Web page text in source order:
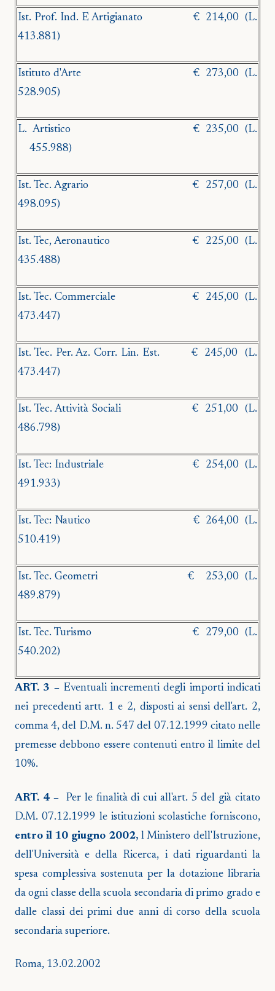
Ist. Prof. Ind. E Artigianato € 214,00 (L.
413.881)
Istituto d'Arte € 273,00 (L.
528.905)
L. Artistico € 235,00 (L.
455.988)
Ist. Tec. Agrario € 257,00 (L.
498.095)
Ist. Tec, Aeronautico € 225,00 (L.
435.488)
Ist. Tec. Commerciale € 245,00 (L.
473.447)
Ist. Tec. Per. Az.Corr. Lin. Est. € 245,00
(L.
473.447)
Ist. Tec. Attività Sociali € 251,00
(L.
486.798)
Ist. Tec: Industriale € 254,00 (L.
491.933)
Ist. Tec: Nautico € 264,00 (L.
510.419)
Ist. Tec. Geometri € 253,00 (L.
489.879)
Ist. Tec. Turismo € 279,00 (L.
540.202)
ART. 3 – Eventuali incrementi degli importi indicati
nei precedenti artt. 1 e 2, disposti ai sensi dell'art. 2,
comma 4, del D.M. n. 547 del 07.12.1999 citato nelle
premesse debbono essere contenuti entro il limite del
10%.
ART. 4 –
Per le finalità di cui all'art. 5 del già citato
D.M. 07.12.1999 le istituzioni scolastiche forniscono,
entro il 10 giugno 2002, l Ministero dell'Istruzione,
dell'Università e della Ricerca, i dati riguardanti la
spesa complessiva sostenuta per la dotazione libraria
da ogni classe della scuola secondaria di primo grado e
dalle classi dei primi due anni di corso della scuola
secondaria superiore.
Roma, 13.02.2002